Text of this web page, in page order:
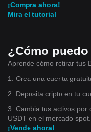
¡Compra ahora!
Mira el tutorial
¿Cómo
Aprende cómo retirar tus
1. Crea una cuenta
2. Deposita cripto en tu
3. Cambia tus activos por
USDT en el mercado spot.
¡Vende ahora!